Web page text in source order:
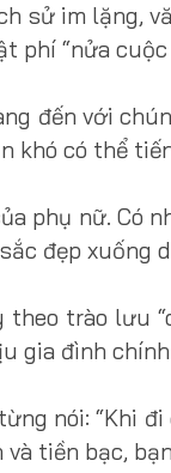
sử im lặng,
phí “nửa
đến với
khó có thể
phụ nữ. Có
đẹp
trào lưu
gia đình
nói: “Khi
tiền bạc,